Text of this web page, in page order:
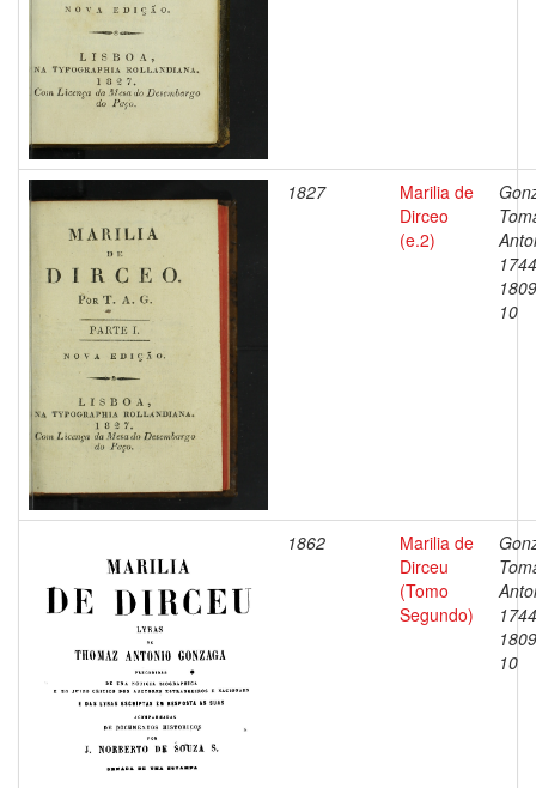
1827
Marilia de
Dirceo
(e.2)
10
1862
Marilia de
Dirceu
(Tomo
Segundo)
10